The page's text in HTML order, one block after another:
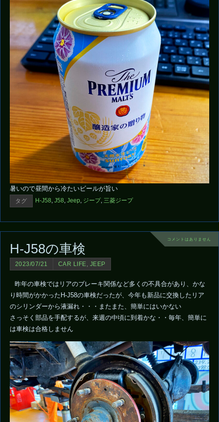
暑いので昼間から冷たいビールが旨い
タグ
H-J58 J58 Jeep, ジープ, 三菱ジープ
コメントはありません
H-J58の車検
2023/07/21 CAR LIFE, JEEP
昨年の車検ではリアのブレーキ関係など多くの不具合があり、かな
り時間がかかったH-J58の車検だったが、今年も新品に交換したリア
のシリンダーから液漏れ・・・またまた、簡単にはいかない
さっそく部品を手配するが、来週の中頃に到着かな・・毎年、簡単に
は車検は合格しません